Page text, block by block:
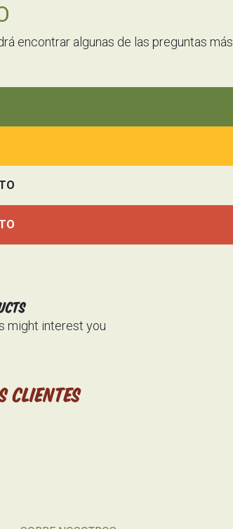
encontrar algunas de las preguntas más
might interest you
clientes